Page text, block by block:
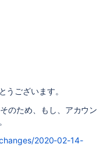
うございます。
のため、もし、アカウン
2020-02-14-